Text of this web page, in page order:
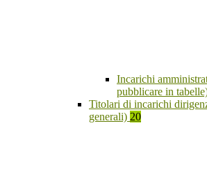
Incarichi
pubblicare in
Titolari di incarichi
generali) 20